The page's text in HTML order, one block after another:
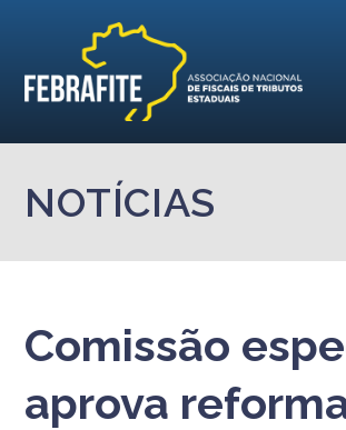
NOTÍCIAS
Comissão
aprova